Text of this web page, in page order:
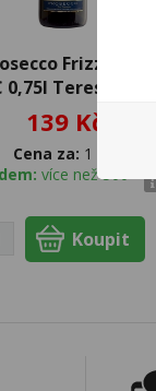
Frizzante
0,75l Teresa Rizzi
139 Kč
Cena za: 1 ks
více než 500